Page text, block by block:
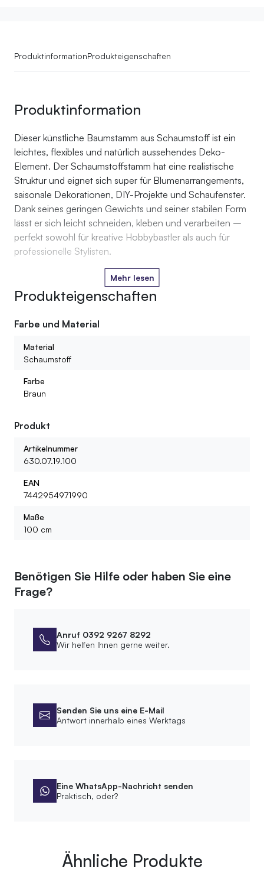
ProduktinformationProdukteigenschaften
Produktinformation
Dieser künstliche Baumstamm aus Schaumstoff ist ein
leichtes, flexibles und natürlich aussehendes Deko-
Element. Der Schaumstoffstamm hat eine realistische
Struktur und eignet sich super für Blumenarrangements,
saisonale Dekorationen, DIY-Projekte und Schaufenster.
Dank seines geringen Gewichts und seiner stabilen Form
lässt er sich leicht schneiden, kleben und verarbeiten –
perfekt sowohl für kreative Hobbybastler als auch für
professionelle Stylisten.
Mehr lesen
Produkteigenschaften
Farbe und Material
Material
Schaumstoff
Farbe
Braun
Produkt
Artikelnummer
630.07.19.100
EAN
7442954971990
Maße
100 cm
Benötigen Sie Hilfe oder haben Sie eine
Frage?
Anruf 0392 9267 8292
Wir helfen Ihnen gerne weiter.
Senden Sie uns eine E-Mail
Antwort innerhalb eines Werktags
Eine WhatsApp-Nachricht senden
Praktisch, oder?
Ähnliche Produkte